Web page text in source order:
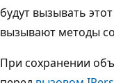
будут вызывать
вызывают методы
При сохранении